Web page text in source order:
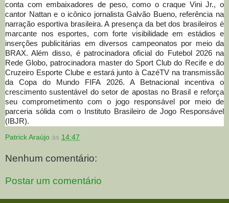
conta com embaixadores de peso, como o craque Vini Jr., o
cantor Nattan e o icônico jornalista Galvão Bueno, referência na
narração esportiva brasileira. A presença da bet dos brasileiros é
marcante nos esportes, com forte visibilidade em estádios e
inserções publicitárias em diversos campeonatos por meio da
BRAX. Além disso, é patrocinadora oficial do Futebol 2026 na
Rede Globo, patrocinadora master do Sport Club do Recife e do
Cruzeiro Esporte Clube e estará junto à CazéTV na transmissão
da Copa do Mundo FIFA 2026. A Betnacional incentiva o
crescimento sustentável do setor de apostas no Brasil e reforça
seu comprometimento com o jogo responsável por meio de
parceria sólida com o Instituto Brasileiro de Jogo Responsável
(IBJR).
Patrick Araújo às 14:47
Nenhum comentário:
Postar um comentário